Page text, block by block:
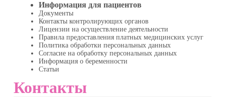
Информация для пациентов
Документы
Контакты контролирующих органов
Лицензии на осуществление деятельности
Правила предоставления платных медицинских услуг
Политика обработки персональных данных
Согласие на обработку персональных данных
Информация о беременности
Статьи
Контакты